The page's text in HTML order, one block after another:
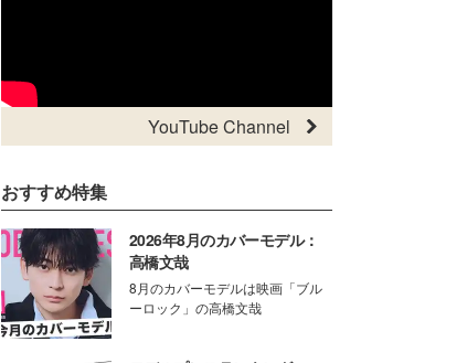
YouTube Channel
おすすめ特集
2026年8月のカバーモデル：
高橋文哉
8月のカバーモデルは映画「ブル
ーロック」の高橋文哉